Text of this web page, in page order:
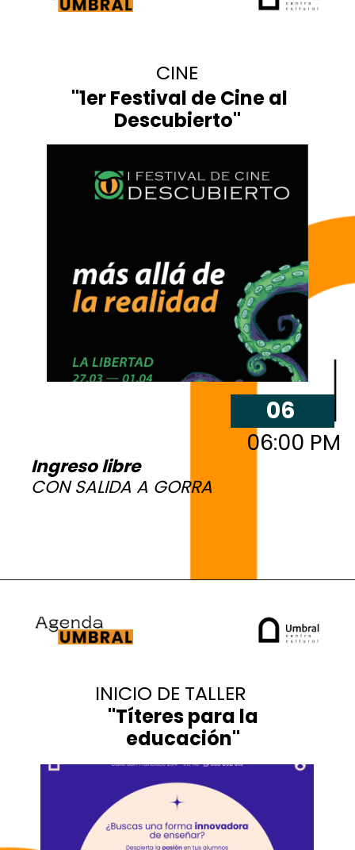
"1er Festival de Cine al
Descubierto"
06
CINE
06:00 PM
Ingreso libre
CON SALIDA A GORRA
"Títeres para la
educación"
INICIO DE TALLER